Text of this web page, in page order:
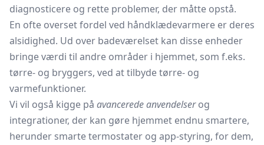
diagnosticere og rette problemer, der måtte opstå.
En ofte overset fordel ved håndklædevarmere er deres
alsidighed. Ud over badeværelset kan disse enheder
bringe værdi til andre områder i hjemmet, som f.eks.
tørre- og bryggers, ved at tilbyde tørre- og
varmefunktioner.
Vi vil også kigge på avancerede anvendelserog
integrationer, der kan gøre hjemmet endnu smartere,
herunder smarte termostater og app-styring, for dem,